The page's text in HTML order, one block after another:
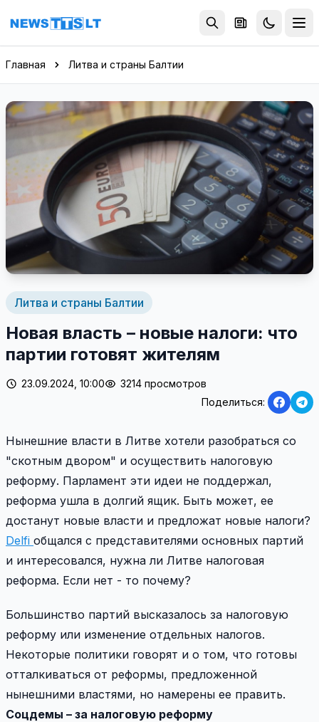
Перейти к содержимому
Главная Литва и страны Балтии
Литва и страны Балтии
Новая власть – новые налоги: что
партии готовят жителям
23.09.2024, 10:00
3214 просмотров
Поделиться:
Нынешние власти в Литве хотели разобраться со
"скотным двором" и осуществить налоговую
реформу. Парламент эти идеи не поддержал,
реформа ушла в долгий ящик. Быть может, ее
достанут новые власти и предложат новые налоги?
Delfi общался с представителями основных партий
и интересовался, нужна ли Литве налоговая
реформа. Если нет - то почему?
Большинство партий высказалось за налоговую
реформу или изменение отдельных налогов.
Некоторые политики говорят и о том, что готовы
отталкиваться от реформы, предложенной
нынешними властями, но намерены ее править.
Соцдемы – за налоговую реформу